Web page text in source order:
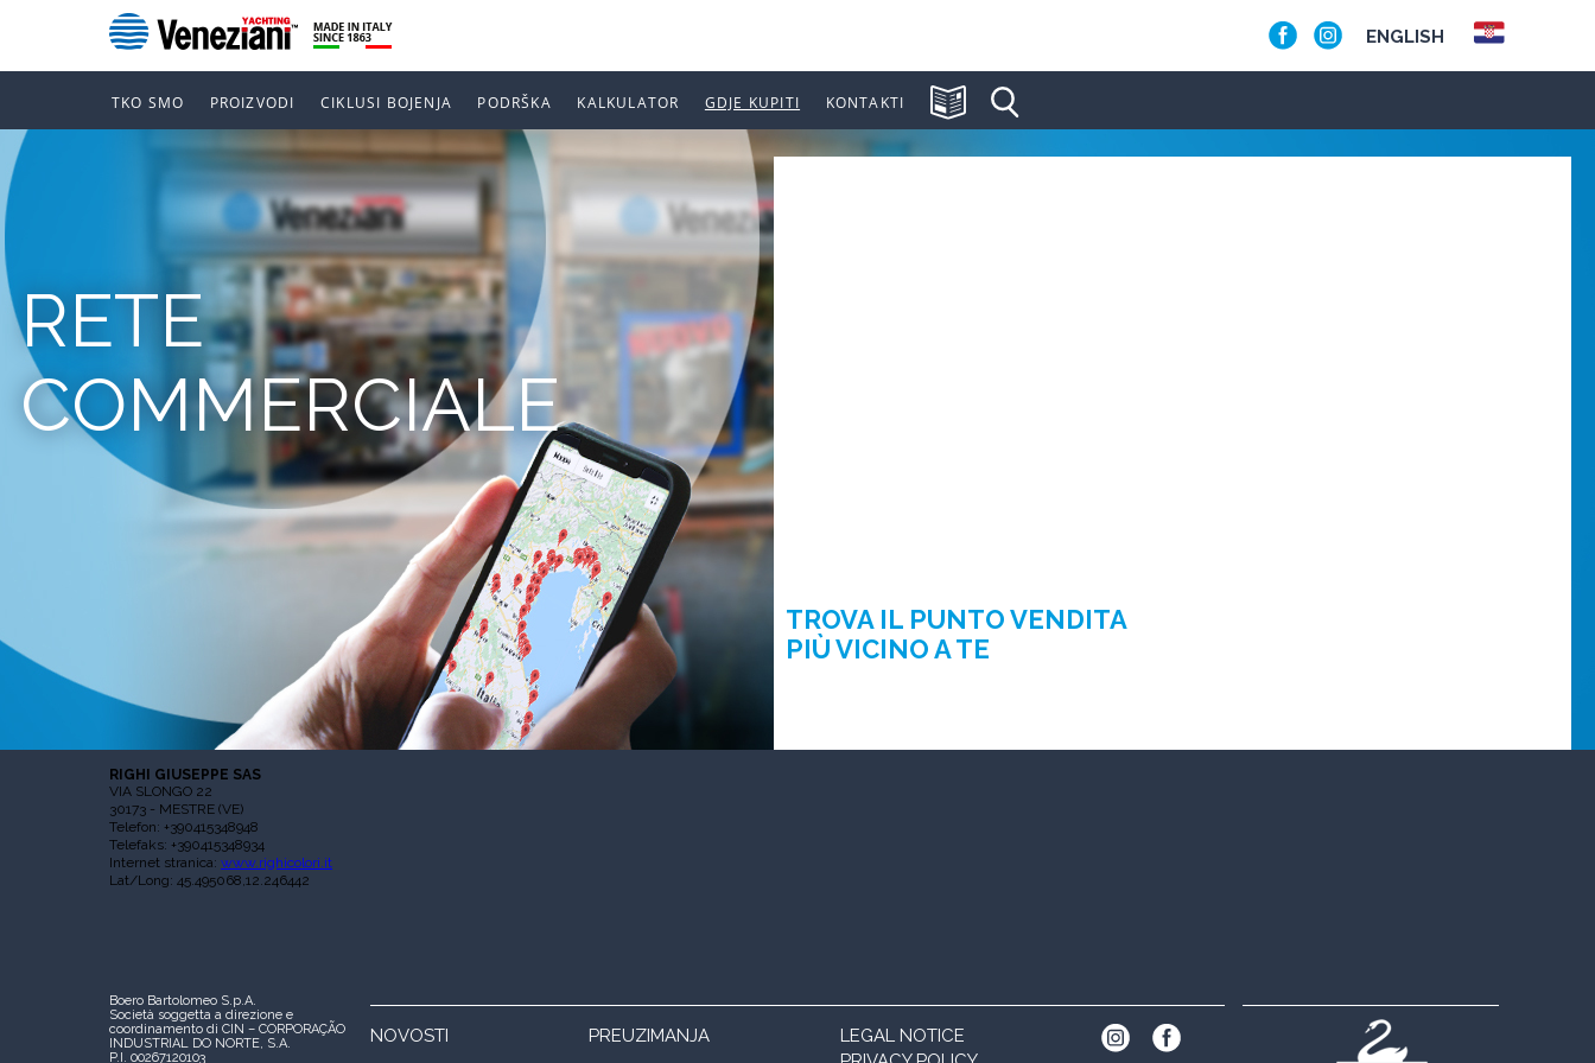
ENGLISH
TKO SMO PROIZVODI CIKLUSI BOJENJA PODRŠKA KALKULATOR GDJE KUPITI KONTAKTI
RETE
COMMERCIALE
TROVA IL PUNTO VENDITA
PIÙ VICINO A TE
RIGHI GIUSEPPE SAS
VIA SLONGO 22
30173 - MESTRE (VE)
Telefon: +390415348948
Telefaks: +390415348934
Internet stranica: www.righicolori.it
Lat/Long: 45.495068,12.246442
Boero Bartolomeo S.p.A.
Società soggetta a direzione e
coordinamento di CIN – CORPORAÇÃO
INDUSTRIAL DO NORTE, S.A.
P.I. 00267120103
NOVOSTI PREUZIMANJA
LEGAL NOTICE